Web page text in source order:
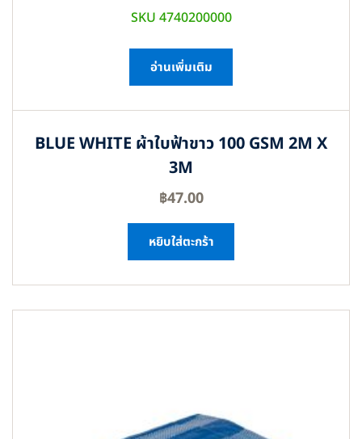
SKU 4740200000
อ่านเพิ่มเติม
BLUE WHITE ผ้าใบฟ้าขาว 100 GSM 2M X
3M
฿47.00
หยิบใส่ตะกร้า